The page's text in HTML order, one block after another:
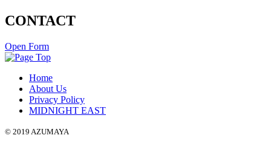
CONTACT
Open Form
Home
About Us
Privacy Policy
MIDNIGHT EAST
© 2019 AZUMAYA